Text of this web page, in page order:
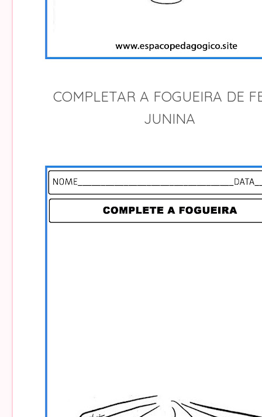
COMPLETAR A FOGUEIRA DE
JUNINA